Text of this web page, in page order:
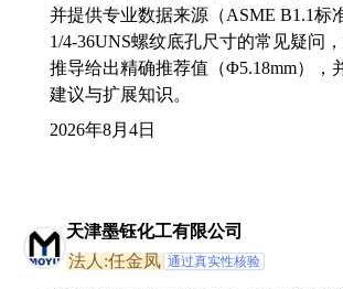
并提供专业数据来源（ASME B1.1标
1/4-36UNS螺纹底孔尺寸的常见疑问
推导给出精确推荐值（Φ5.18mm），
建议与扩展知识。
2026年8月4日
天津墨钰化工有限公司
法人:任金凤 通过真实性核验